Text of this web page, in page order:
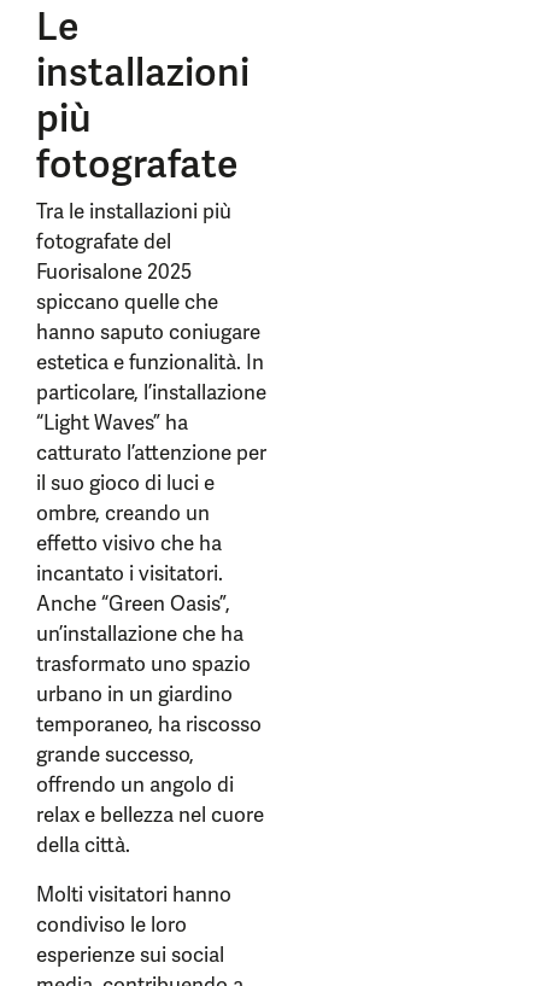
Le
installazioni
più
fotografate
Tra le installazioni più
fotografate del
Fuorisalone 2025
spiccano quelle che
hanno saputo coniugare
estetica e funzionalità. In
particolare, l’installazione
“Light Waves” ha
catturato l’attenzione per
il suo gioco di luci e
ombre, creando un
effetto visivo che ha
incantato i visitatori.
Anche “Green Oasis”,
un’installazione che ha
trasformato uno spazio
urbano in un giardino
temporaneo, ha riscosso
grande successo,
offrendo un angolo di
relax e bellezza nel cuore
della città.
Molti visitatori hanno
condiviso le loro
esperienze sui social